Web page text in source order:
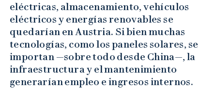
eléctricas, almacenamiento, vehículos
eléctricos y energías renovables se
quedarían en Austria. Si bien muchas
tecnologías, como los paneles solares, se
importan —sobre todo desde China—, la
infraestructura y el mantenimiento
generarían empleo e ingresos internos.